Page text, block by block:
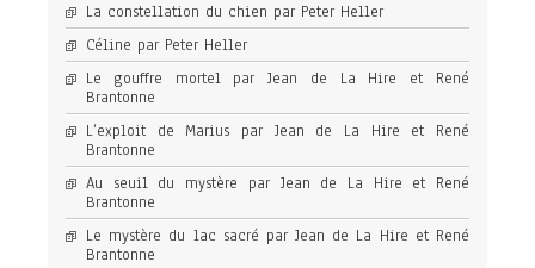
La constellation du chien par Peter Heller
Céline par Peter Heller
Le gouffre mortel par Jean de La Hire et René
Brantonne
L’exploit de Marius par Jean de La Hire et René
Brantonne
Au seuil du mystère par Jean de La Hire et René
Brantonne
Le mystère du lac sacré par Jean de La Hire et René
Brantonne